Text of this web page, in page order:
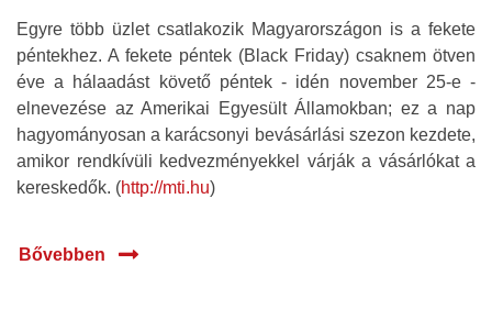
Egyre több üzlet csatlakozik Magyarországon is a fekete
péntekhez. A fekete péntek (Black Friday) csaknem ötven
éve a hálaadást követő péntek - idén november 25-e -
elnevezése az Amerikai Egyesült Államokban; ez a nap
hagyományosan a karácsonyi bevásárlási szezon kezdete,
amikor rendkívüli kedvezményekkel várják a vásárlókat a
kereskedők. (http://mti.hu)
Bővebben